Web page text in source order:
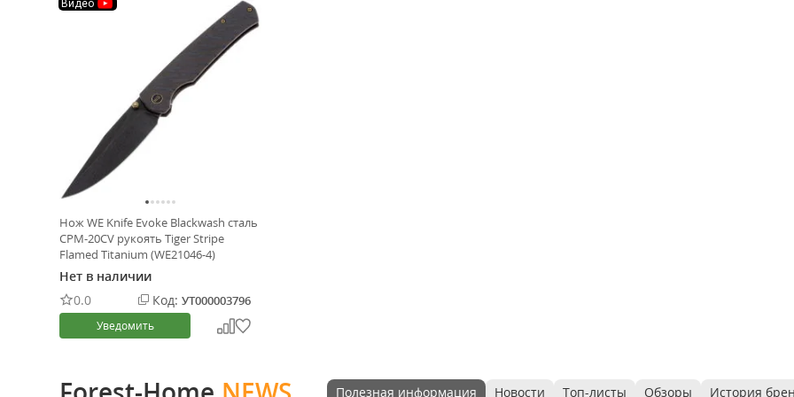
Видео
Нож WE Knife Evoke Blackwash сталь
CPM-20CV рукоять Tiger Stripe
Flamed Titanium (WE21046-4)
Нет в наличии
0.0
Код: УТ000003796
Уведомить
Полезная информация Новости Топ-листы Обзоры История